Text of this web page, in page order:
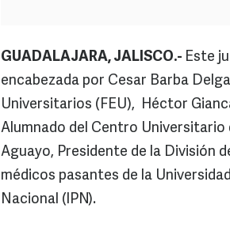
GUADALAJARA, JALISCO.- Este
encabezada por Cesar Barba
Universitarios (FEU), Héctor
Alumnado del Centro Universitario
Aguayo, Presidente de la División
médicos pasantes de la
Nacional (IPN).